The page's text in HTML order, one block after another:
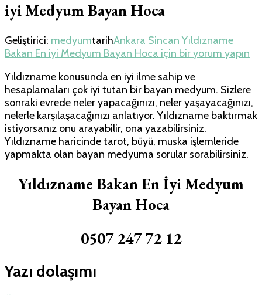
iyi Medyum Bayan Hoca
Geliştirici: medyumtarihAnkara Sincan Yıldızname
Bakan En iyi Medyum Bayan Hoca için bir yorum yapın
Yıldızname konusunda en iyi ilme sahip ve
hesaplamaları çok iyi tutan bir bayan medyum. Sizlere
sonraki evrede neler yapacağınızı, neler yaşayacağınızı,
nelerle karşılaşacağınızı anlatıyor. Yıldızname baktırmak
istiyorsanız onu arayabilir, ona yazabilirsiniz.
Yıldızname haricinde tarot, büyü, muska işlemleride
yapmakta olan bayan medyuma sorular sorabilirsiniz.
Yıldızname Bakan En İyi Medyum
Bayan Hoca
0507 247 72 12
Yazı dolaşımı